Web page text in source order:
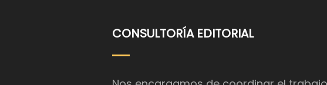
CONSULTORÍA EDITORIAL